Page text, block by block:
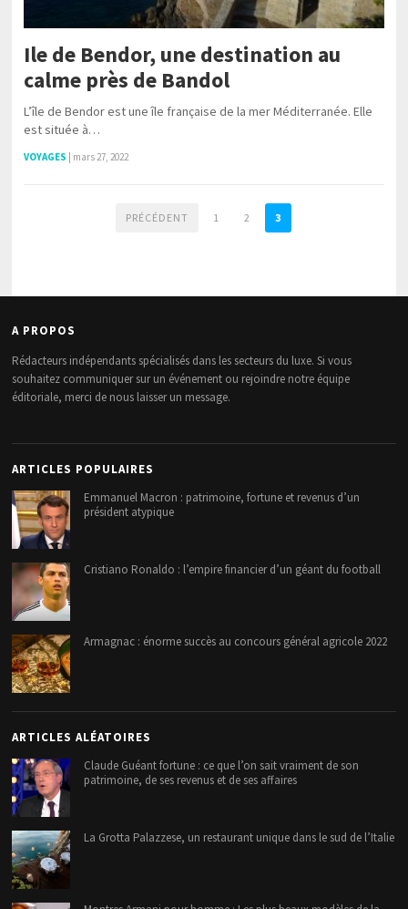
Ile de Bendor, une destination au
calme près de Bandol
L’île de Bendor est une île française de la mer Méditerranée. Elle
est située à…
VOYAGES mars 27, 2022
PRÉCÉDENT 1 2 3
A PROPOS
Rédacteurs indépendants spécialisés dans les secteurs du luxe. Si vous
souhaitez communiquer sur un événement ou rejoindre notre équipe
éditoriale, merci de nous laisser un message.
ARTICLES POPULAIRES
Emmanuel Macron : patrimoine, fortune et revenus d’un
président atypique
Cristiano Ronaldo : l’empire financier d’un géant du football
Armagnac : énorme succès au concours général agricole 2022
ARTICLES ALÉATOIRES
Claude Guéant fortune : ce que l’on sait vraiment de son
patrimoine, de ses revenus et de ses affaires
La Grotta Palazzese, un restaurant unique dans le sud de l’Italie